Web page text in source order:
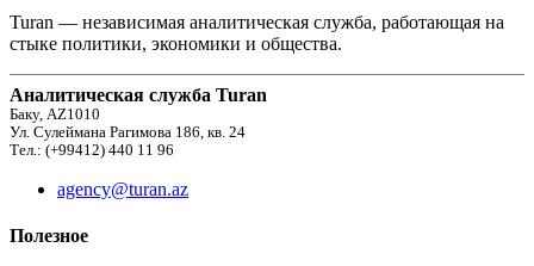
Turan — независимая аналитическая служба, работающая на
стыке политики, экономики и общества.
Аналитическая служба Turan
Баку, AZ1010
Ул. Сулеймана Рагимова 186, кв. 24
Тел.: (+99412) 440 11 96
agency@turan.az
Полезное